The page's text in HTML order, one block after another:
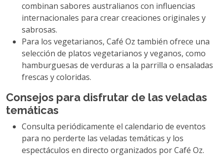
combinan sabores australianos con influencias
internacionales para crear creaciones originales y
sabrosas.
Para los vegetarianos, Café Oz también ofrece una
selección de platos vegetarianos y veganos, como
hamburguesas de verduras a la parrilla o ensaladas
frescas y coloridas.
Consejos para disfrutar de las veladas
temáticas
Consulta periódicamente el calendario de eventos
para no perderte las veladas temáticas y los
espectáculos en directo organizados por Café Oz.